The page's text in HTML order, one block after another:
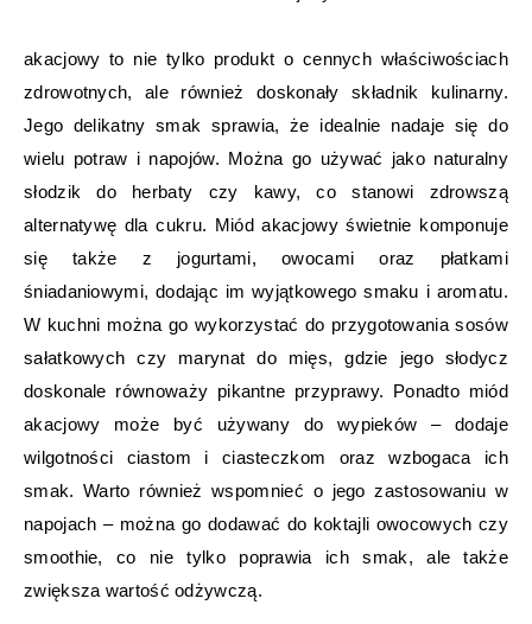
akacjowy to nie tylko produkt o cennych właściwościach
zdrowotnych, ale również doskonały składnik kulinarny.
Jego delikatny smak sprawia, że idealnie nadaje się do
wielu potraw i napojów. Można go używać jako naturalny
słodzik do herbaty czy kawy, co stanowi zdrowszą
alternatywę dla cukru. Miód akacjowy świetnie komponuje
się także z jogurtami, owocami oraz płatkami
śniadaniowymi, dodając im wyjątkowego smaku i aromatu.
W kuchni można go wykorzystać do przygotowania sosów
sałatkowych czy marynat do mięs, gdzie jego słodycz
doskonale równoważy pikantne przyprawy. Ponadto miód
akacjowy może być używany do wypieków – dodaje
wilgotności ciastom i ciasteczkom oraz wzbogaca ich
smak. Warto również wspomnieć o jego zastosowaniu w
napojach – można go dodawać do koktajli owocowych czy
smoothie, co nie tylko poprawia ich smak, ale także
zwiększa wartość odżywczą.